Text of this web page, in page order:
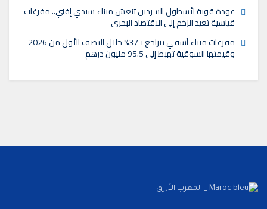
عودة قوية لأسطول السردين تنعش ميناء سيدي إفني.. مفرغات
قياسية تعيد الزخم إلى الاقتصاد البحري
مفرغات ميناء آسفي تتراجع بـ37% خلال النصف الأول من 2026
وقيمتها السوقية تهبط إلى 95.5 مليون درهم